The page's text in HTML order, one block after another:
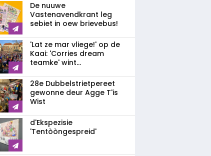
De nuuwe
Vastenavendkrant leg
sebiet in oew brievebus!
'Lat ze mar vliege!' op de
Kaai: 'Corries dream
teamke' wint...
28e Dubbelstrietpereet
gewonne deur Agge T'is
Wist
d'Ekspezisie
'Tentòòngespreid'